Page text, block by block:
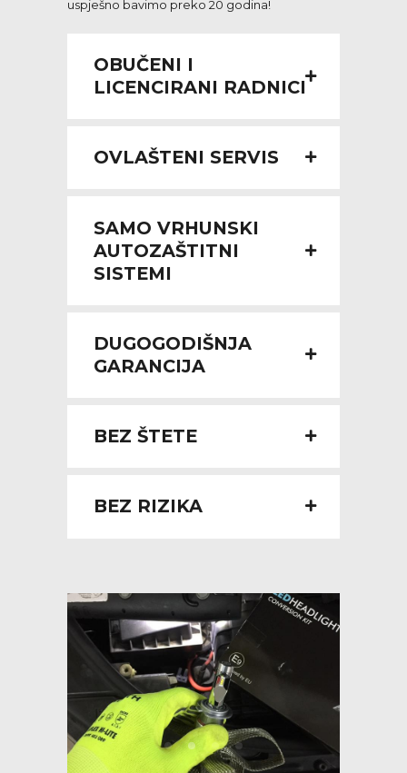
uspješno bavimo preko 20 godina!
OBUČENI I
LICENCIRANI RADNICI
OVLAŠTENI SERVIS
SAMO VRHUNSKI
AUTOZAŠTITNI
SISTEMI
DUGOGODIŠNJA
GARANCIJA
BEZ ŠTETE
BEZ RIZIKA